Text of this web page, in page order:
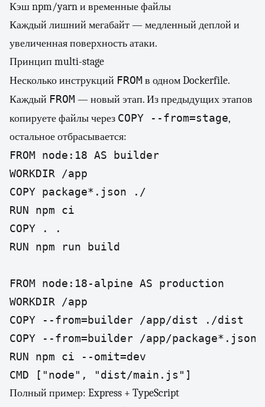
Кэш npm/yarn и временные файлы
Каждый лишний мегабайт — медленный деплой и
увеличенная поверхность атаки.
Принцип multi-stage
Несколько инструкций FROM в одном Dockerfile.
Каждый FROM — новый этап. Из предыдущих этапов
копируете файлы через COPY --from=stage,
остальное отбрасывается:
FROM node:18 AS builder
WORKDIR /app
COPY package*.json ./
RUN npm ci
COPY . .
RUN npm run build
FROM node:18-alpine AS production
WORKDIR /app
COPY --from=builder /app/dist ./dist
COPY --from=builder /app/
RUN npm ci --omit=dev
CMD ["node", "dist/main.js"]
Полный пример: Express + TypeScript